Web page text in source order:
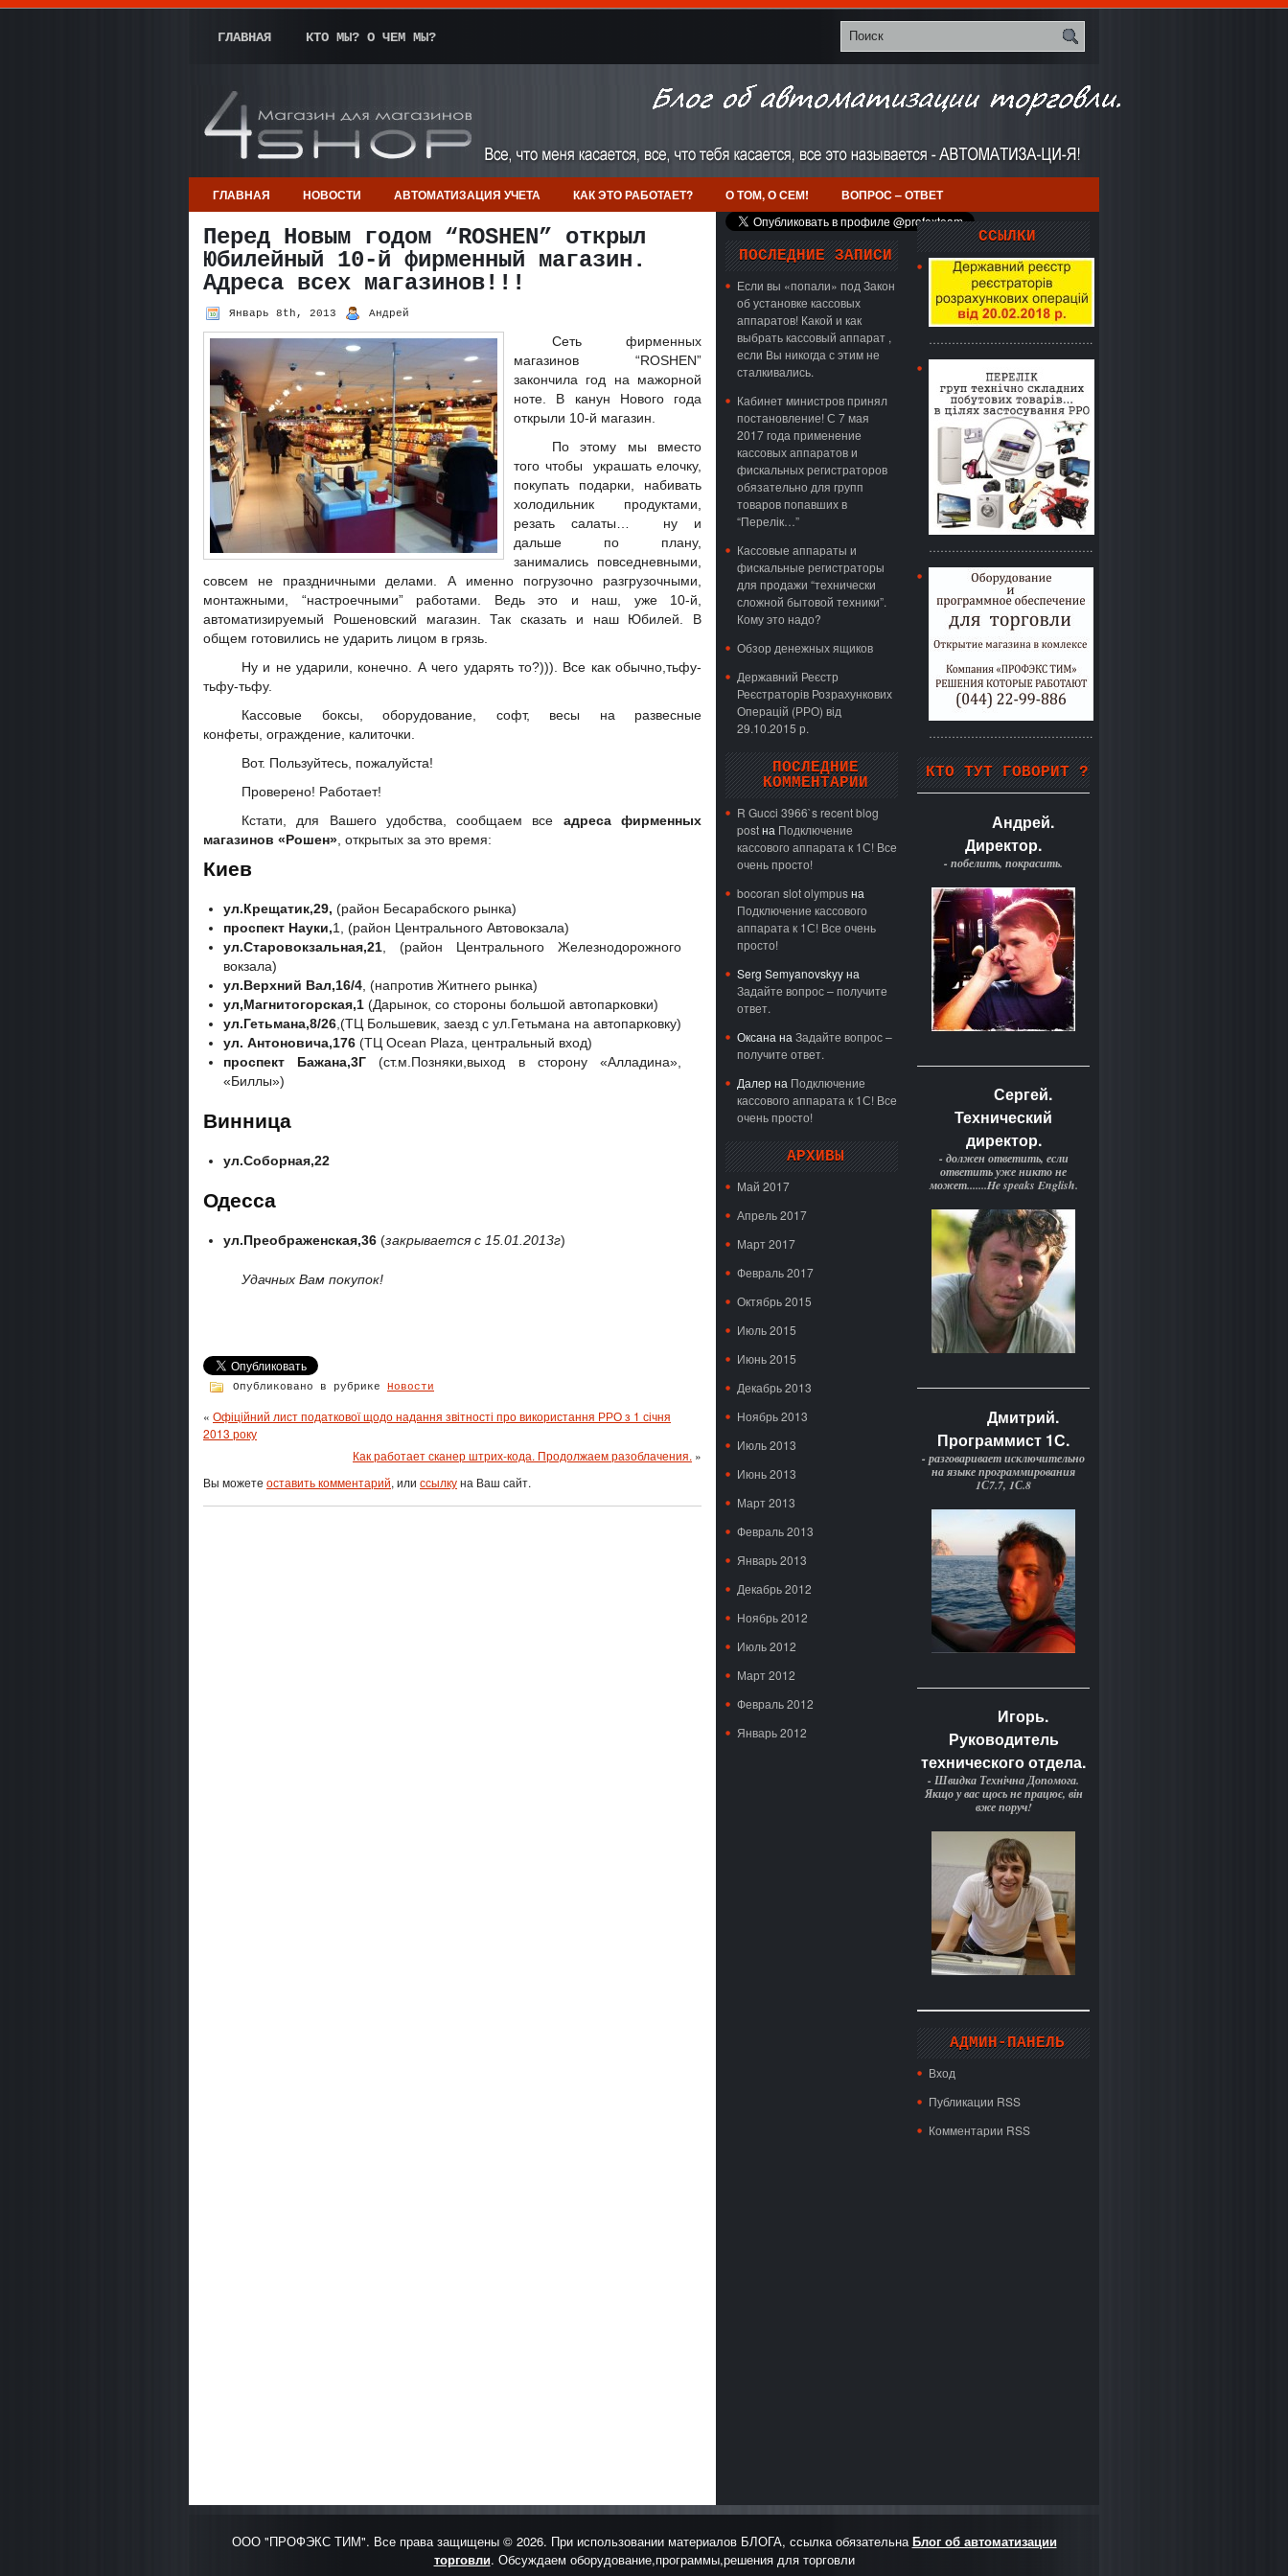
ГЛАВНАЯ КТО МЫ? О ЧЕМ МЫ?
ГЛАВНАЯ НОВОСТИ АВТОМАТИЗАЦИЯ УЧЕТА КАК ЭТО РАБОТАЕТ? О ТОМ, О СЕМ! ВОПРОС – ОТВЕТ
Перед Новым годом “ROSHEN” открыл
Юбилейный 10-й фирменный магазин.
Адреса всех магазинов!!!
Январь 8th, 2013 Андрей
Сеть фирменных
магазинов “ROSHEN”
закончила год на мажорной
ноте. В канун Нового года
открыли 10-й магазин.
По этому мы вместо
того чтобы украшать елочку,
покупать подарки, набивать
холодильник продуктами,
резать салаты… ну и
дальше по плану,
занимались повседневными,
совсем не праздничными делами. А именно погрузочно разгрузочными,
монтажными, “настроечными” работами. Ведь это и наш, уже 10-й,
автоматизируемый Рошеновский магазин. Так сказать и наш Юбилей. В
общем готовились не ударить лицом в грязь.
Ну и не ударили, конечно. А чего ударять то?))). Все как обычно,тьфу-
тьфу-тьфу.
Кассовые боксы, оборудование, софт, весы на развесные
конфеты, ограждение, калиточки.
Вот. Пользуйтесь, пожалуйста!
Проверено! Работает!
Кстати, для Вашего удобства, сообщаем все адреса фирменных
магазинов «Рошен» , открытых за это время:
Киев
ул.Крещатик,29, (район Бесарабского рынка)
проспект Науки,1, (район Центрального Автовокзала)
ул.Старовокзальная,21 , (район Центрального Железнодорожного
вокзала)
ул.Верхний Вал,16/4 , (напротив Житнего рынка)
ул,Магнитогорская,1 (Дарынок, со стороны большой автопарковки)
ул.Гетьмана,8/26 ,(ТЦ Большевик, заезд с ул.Гетьмана на автопарковку)
ул. Антоновича,176 (ТЦ Ocean Plaza, центральный вход)
проспект Бажана,3Г (ст.м.Позняки,выход в сторону «Алладина»,
«Биллы»)
Винница
ул.Соборная,22
Одесса
ул.Преображенская,36 (закрывается с 15.01.2013г)
Удачных Вам покупок!
Опубликовано в рубрике Новости
« Офіційний лист податкової щодо надання звітності про використання РРО з 1 січня
2013 року
Как работает сканер штрих-кода. Продолжаем разоблачения. »
Вы можете оставить комментарий, или ссылкуна Ваш сайт.
ПОСЛЕДНИЕ ЗАПИСИ
Если вы «попали» под Закон
об установке кассовых
аппаратов! Какой и как
выбрать кассовый аппарат ,
если Вы никогда с этим не
сталкивались.
Кабинет министров принял
постановление! С 7 мая
2017 года применение
кассовых аппаратов и
фискальных регистраторов
обязательно для групп
товаров попавших в
“Перелік…”
Кассовые аппараты и
фискальные регистраторы
для продажи “технически
сложной бытовой техники”.
Кому это надо?
Обзор денежных ящиков
Державний Реєстр
Реєстраторів Розрахункових
Операцій (РРО) від
29.10.2015 р.
ПОСЛЕДНИЕ
КОММЕНТАРИИ
R Gucci 3966`s recent blog
postна Подключение
кассового аппарата к 1С! Все
очень просто!
bocoran slot olympusна
Подключение кассового
аппарата к 1С! Все очень
просто!
Serg Semyanovskyyна
Задайте вопрос – получите
ответ.
Оксана на Задайте вопрос –
получите ответ.
Далерна Подключение
кассового аппарата к 1С! Все
очень просто!
АРХИВЫ
Май 2017
Апрель 2017
Март 2017
Февраль 2017
Октябрь 2015
Июль 2015
Июнь 2015
Декабрь 2013
Ноябрь 2013
Июль 2013
Июнь 2013
Март 2013
Февраль 2013
Январь 2013
Декабрь 2012
Ноябрь 2012
Июль 2012
Март 2012
Февраль 2012
Январь 2012
ССЫЛКИ
…………………………………….
…………………………………….
…………………………………….
КТО ТУТ ГОВОРИТ ?
Андрей.
Директор.
- побелить, покрасить.
Сергей.
Технический
директор.
- должен ответить, если
ответить уже никто не
может.......He speaks English.
Дмитрий.
Программист 1С.
- разговаривает исключительно
на языке программирования
1С7.7, 1С.8
Игорь.
Руководитель
технического отдела.
- Швидка Технічна Допомога.
Якщо у вас щось не працює, він
вже поруч!
АДМИН-ПАНЕЛЬ
Вход
Публикации RSS
Комментарии RSS
ООО "ПРОФЭКС ТИМ". Все права защищены © 2026. При использовании материалов БЛОГА, ссылка обязательнаБлог об автоматизации
торговли. Обсуждаем оборудование,программы,решения для торговли